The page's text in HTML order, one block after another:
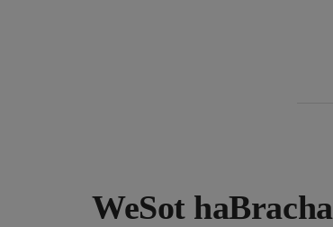
WeSot haBracha